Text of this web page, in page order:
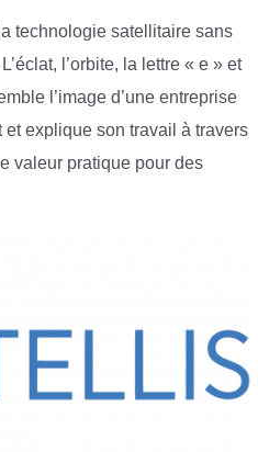
technologie satellitaire sans
l’orbite, la lettre « e » et
l’image d’une entreprise
et explique son travail à travers
valeur pratique pour des